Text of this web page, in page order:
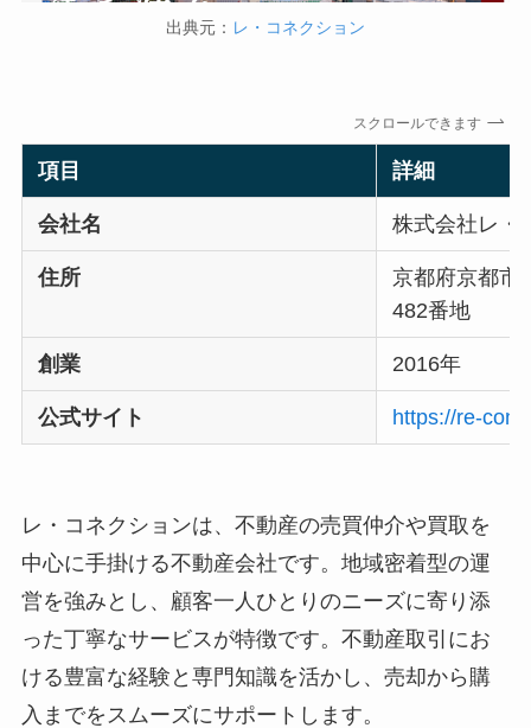
出典元： レ・コネクション
スクロールできます
項目 詳細
会社名 株式会社レ・
住所
京都府京都市
482番地
創業 2016年
公式サイト https://re-
レ・コネクションは、不動産の売買仲介や買取を
中心に手掛ける不動産会社です。地域密着型の運
営を強みとし、顧客一人ひとりのニーズに寄り添
った丁寧なサービスが特徴です。不動産取引にお
ける豊富な経験と専門知識を活かし、売却から購
入までをスムーズにサポートします。